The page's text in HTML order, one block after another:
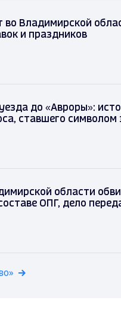
во Владимирской
и праздников
до «Авроры»:
ставшего символом
области
ОПГ, дело